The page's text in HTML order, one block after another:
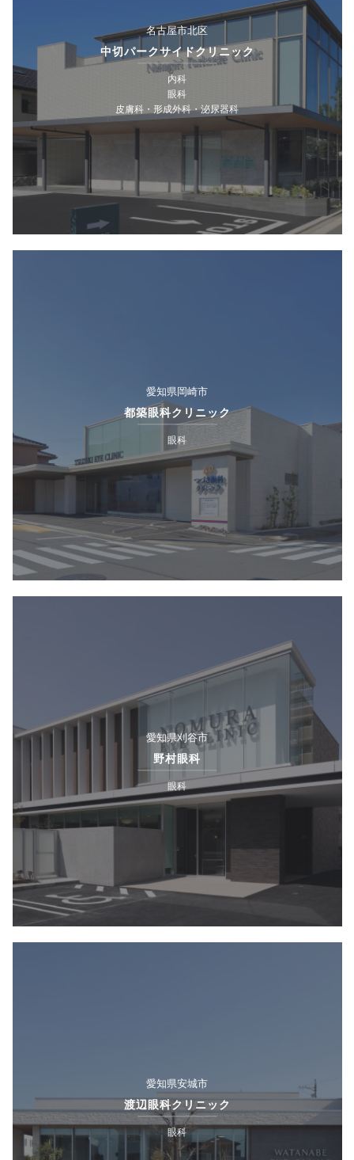
名古屋市北区
中切パークサイドクリニック
内科
眼科
皮膚科・形成外科・泌尿器科
愛知県岡崎市
都築眼科クリニック
眼科
愛知県刈谷市
野村眼科
眼科
愛知県安城市
渡辺眼科クリニック
眼科